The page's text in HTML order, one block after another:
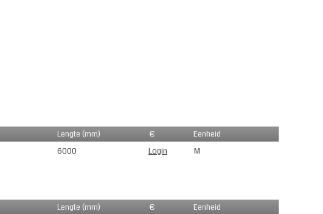
Lengte (mm) €
Eenheid
6000 Login M
Lengte (mm) €
Eenheid